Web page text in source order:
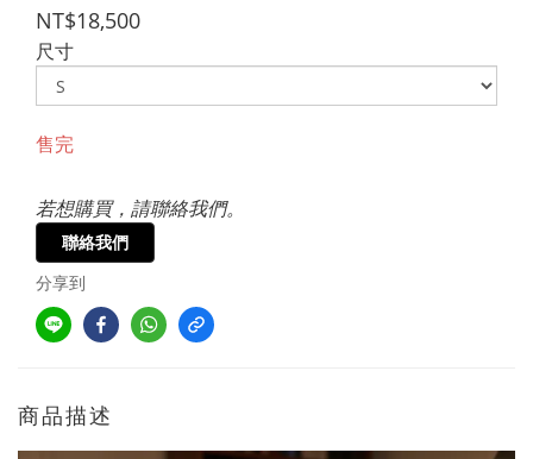
NT$18,500
尺寸
售完
若想購買，請聯絡我們。
聯絡我們
分享到
商品描述